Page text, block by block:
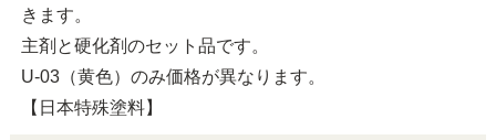
きます。
主剤と硬化剤のセット品です。
U-03（黄色）のみ価格が異なります。
【日本特殊塗料】